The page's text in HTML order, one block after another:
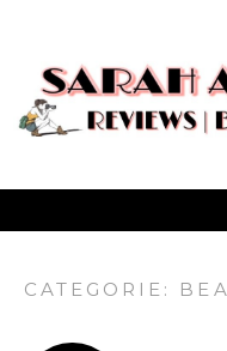
CATEGORIE: